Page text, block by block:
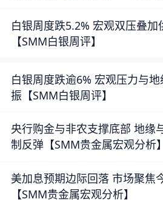
白银周度跌5.2% 宏观双压叠加
【SMM白银周评】
白银周度跌逾6% 宏观压力与
振【SMM白银周评】
央行购金与非农支撑底部 地缘
制反弹【SMM贵金属宏观分析】
美加息预期边际回落 市场聚焦
【SMM贵金属宏观分析】